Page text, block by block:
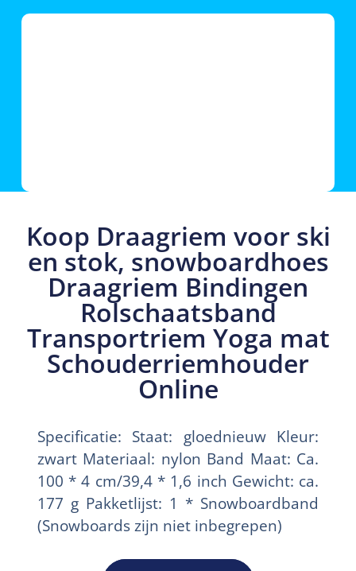
Koop Draagriem voor ski
en stok, snowboardhoes
Draagriem Bindingen
Rolschaatsband
Transportriem Yoga mat
Schouderriemhouder
Online
Specificatie: Staat: gloednieuw Kleur:
zwart Materiaal: nylon Band Maat: Ca.
100 * 4 cm/39,4 * 1,6 inch Gewicht: ca.
177 g Pakketlijst: 1 * Snowboardband
(Snowboards zijn niet inbegrepen)